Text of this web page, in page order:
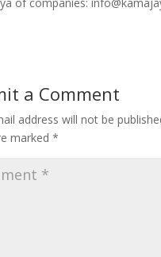
a Comment
address will not be
marked *